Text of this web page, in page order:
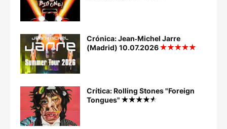
Crónica: Jean‐Michel Jarre
(Madrid) 10.07.2026
Crítica: Rolling Stones "Foreign
Tongues"